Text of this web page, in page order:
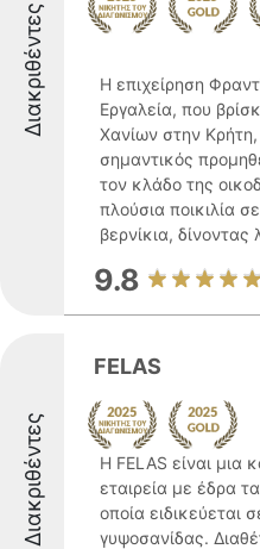
Διακριθέντες
Η επιχείρηση
Εργαλεία, που
Χανίων στην Κρήτη,
σημαντικός
τον κλάδο της
πλούσια ποικιλία
βερνίκια, δίνοντας
9.8
Διακριθέντες
FELAS
Η FELAS είναι μια
εταιρεία με έδρα
οποία ειδικεύεται
γυψοσανίδας.